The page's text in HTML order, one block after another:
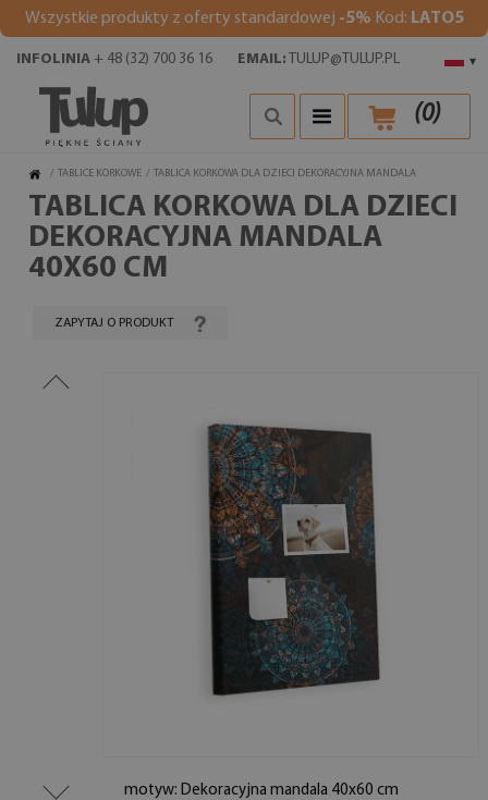
Wszystkie produkty z oferty standardowej -5% Kod: LATO5
▾
INFOLINIA + 48 (32) 700 36 16 EMAIL: TULUP@TULUP.PL
(0)
/ TABLICE KORKOWE / TABLICA KORKOWA DLA DZIECI DEKORACYJNA MANDALA
TABLICA KORKOWA DLA DZIECI
DEKORACYJNA MANDALA
40X60 CM
ZAPYTAJ O PRODUKT
motyw: Dekoracyjna mandala 40x60 cm